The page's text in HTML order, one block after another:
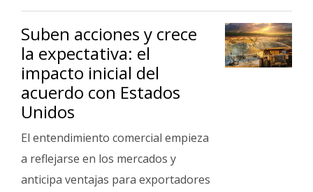
Suben acciones y crece
la expectativa: el
impacto inicial del
acuerdo con Estados
Unidos
El entendimiento comercial empieza
a reflejarse en los mercados y
anticipa ventajas para exportadores